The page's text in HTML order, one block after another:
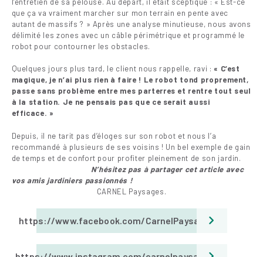
que ça va vraiment marcher sur mon terrain en pente avec
autant de massifs ? » Après une analyse minutieuse, nous avons
délimité les zones avec un câble périmétrique et programmé le
robot pour contourner les obstacles.
Quelques jours plus tard, le client nous rappelle, ravi :« C’est
magique, je n’ai plus rien à faire ! Le robot tond proprement,
passe sans problème entre mes parterres et rentre tout seul
à la station. Je ne pensais pas que ce serait aussi
efficace. »
Depuis, il ne tarit pas d’éloges sur son robot et nous l’a
recommandé à plusieurs de ses voisins ! Un bel exemple de gain
de temps et de confort pour profiter pleinement de son jardin.
N’hésitez pas à partager cet article avec
vos amis jardiniers passionnés !
CARNEL Paysages.
https://www.facebook.com/CarnelPaysages